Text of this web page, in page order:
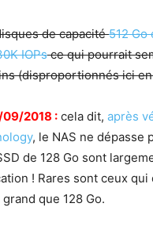
de capacité512 Go
IOPsce qui pourrait
(disproportionnés ici
09/2018 : cela dit, après
, le NAS ne dépasse
de 128 Go sont
! Rares sont ceux qui
que 128 Go.